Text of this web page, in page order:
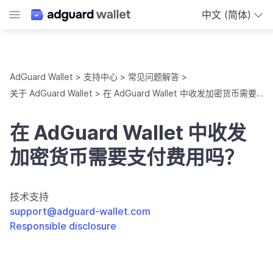
中文 (简体)
AdGuard Wallet 支持中心
常见问题解答
关于 AdGuard Wallet
在 AdGuard Wallet 中收发加密货币需要支付费用吗？
在 AdGuard Wallet 中收发
加密货币需要支付费用吗？
技术支持
support@adguard-wallet.com
Responsible disclosure